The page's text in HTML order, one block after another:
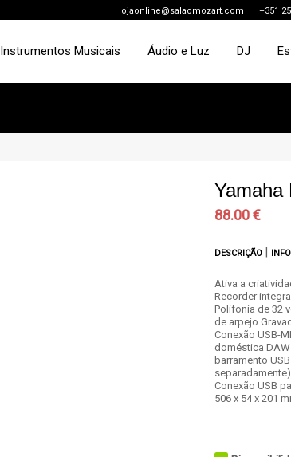
lojaonline@salaomozart.com +351
Instrumentos Musicais Áudio e Luz DJ
Yamaha
88.00 €
DESCRIÇÃO |
Ativa a
Recorder
Polifonia de 32
de arpejo
Conexão USB-
doméstica
barramento
Conexão USB
506 x 54 x 201